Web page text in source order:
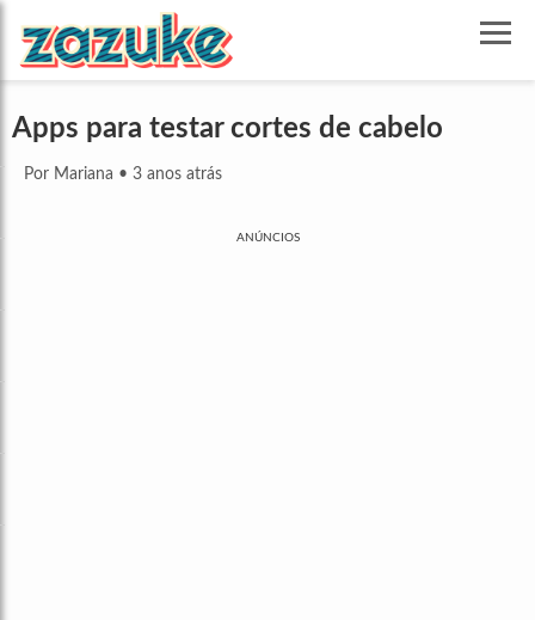
Apps para testar cortes de cabelo
Por Mariana • 3 anos atrás
ANÚNCIOS